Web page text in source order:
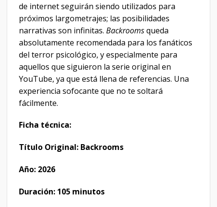
de internet seguirán siendo utilizados para
próximos largometrajes; las posibilidades
narrativas son infinitas. Backroomsqueda
absolutamente recomendada para los fanáticos
del terror psicológico, y especialmente para
aquellos que siguieron la serie original en
YouTube, ya que está llena de referencias. Una
experiencia sofocante que no te soltará
fácilmente.
Ficha técnica:
Título Original: Backrooms
Año: 2026
Duración: 105 minutos